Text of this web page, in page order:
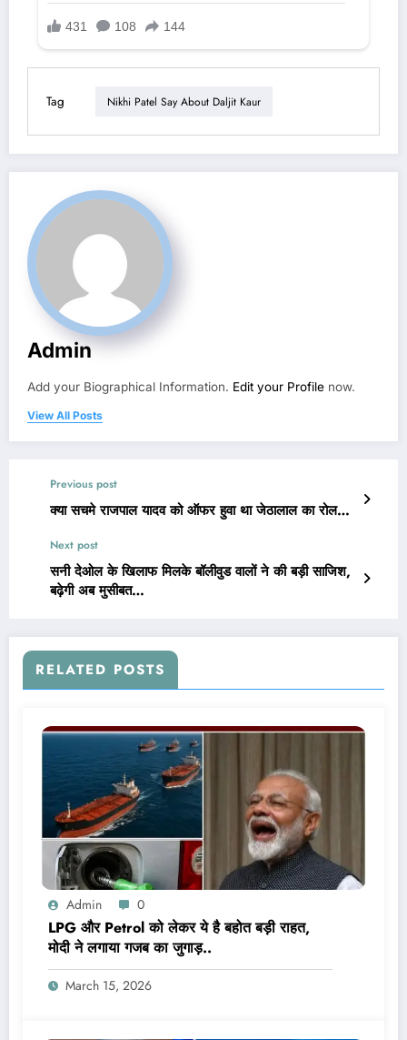
Tag Nikhi Patel Say About Daljit Kaur
Admin
Add your Biographical Information. Edit your Profile now.
View All Posts
Previous post
क्या सचमे राजपाल यादव को ऑफर हुवा था जेठालाल का रोल…
Next post
सनी देओल के खिलाफ मिलके बॉलीवुड वालों ने की बड़ी साजिश,
बढ़ेगी अब मुसीबत…
RELATED POSTS
Admin 0
LPG और Petrol को लेकर ये है बहोत बड़ी राहत,
मोदी ने लगाया गजब का जुगाड़..
March 15, 2026